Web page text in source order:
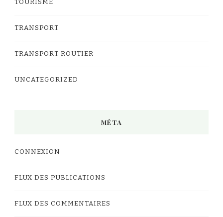
TOURISME
TRANSPORT
TRANSPORT ROUTIER
UNCATEGORIZED
MÉTA
CONNEXION
FLUX DES PUBLICATIONS
FLUX DES COMMENTAIRES